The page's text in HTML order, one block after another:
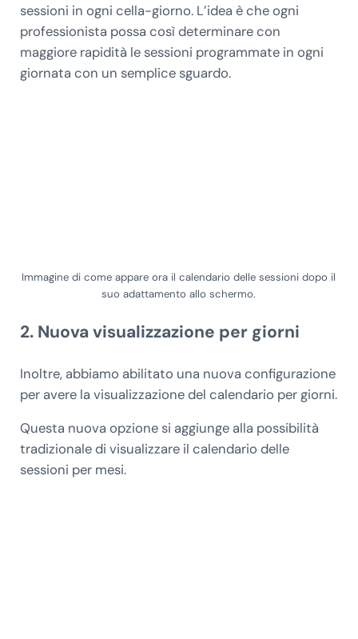
sessioni in ogni cella-giorno. L’idea è che ogni
professionista possa così determinare con
maggiore rapidità le sessioni programmate in ogni
giornata con un semplice sguardo.
Immagine di come appare ora il calendario delle sessioni dopo il
suo adattamento allo schermo.
2. Nuova visualizzazione per giorni
Inoltre, abbiamo abilitato una nuova configurazione
per avere la visualizzazione del calendario per giorni.
Questa nuova opzione si aggiunge alla possibilità
tradizionale di visualizzare il calendario delle
sessioni per mesi.